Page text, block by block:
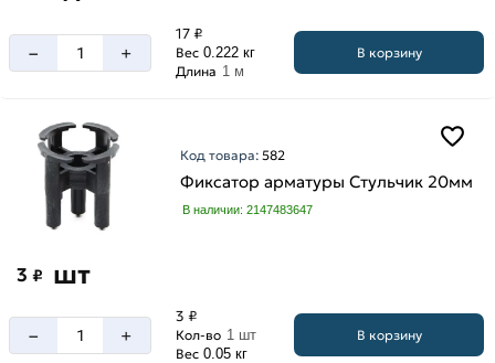
– +
17 ₽
Вес 0.222 кг
Длина 1 м
В корзину
Код товара:582
Фиксатор арматуры Стульчик 20мм
В наличии: 2147483647
3 ₽ шт
– +
3 ₽
Кол-во 1 шт
Вес 0.05 кг
В корзину